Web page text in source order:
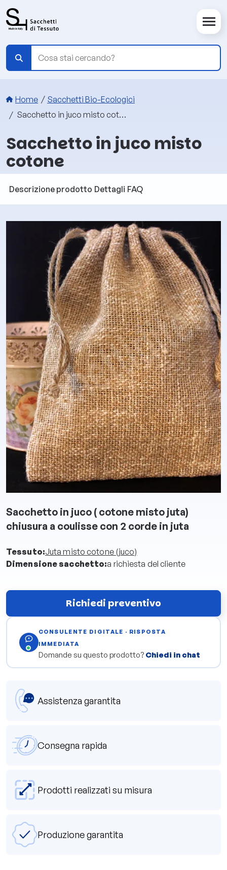
Briciole di pane
Home
Sacchetti Bio-Ecologici
Sacchetto in juco misto cotone
Sacchetto in juco misto
cotone
Descrizione prodotto Dettagli FAQ
Sacchetto in juco ( cotone misto juta)
chiusura a coulisse con 2 corde in juta
Tessuto:Juta misto cotone (juco)
Dimensione sacchetto:a richiesta del cliente
Richiedi preventivo
CONSULENTE DIGITALE · RISPOSTA
IMMEDIATA
Domande su questo prodotto? Chiedi in chat
Assistenza garantita
Consegna rapida
Prodotti realizzati su misura
Produzione garantita